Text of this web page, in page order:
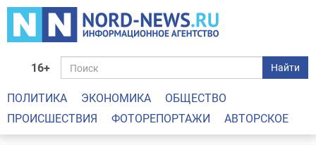
16+ Найти
ПОЛИТИКА ЭКОНОМИКА
ОБЩЕСТВО
ПРОИСШЕСТВИЯ
ФОТОРЕПОРТАЖИ АВТОРСКОЕ